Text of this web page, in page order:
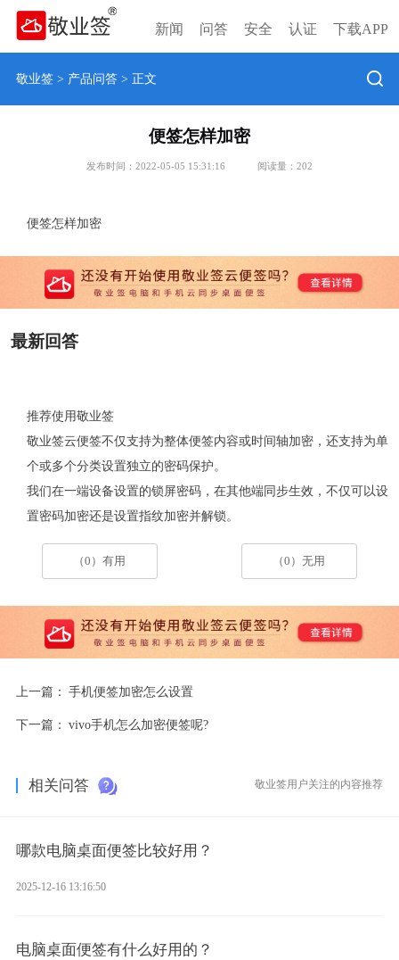
新闻 问答 安全 认证 下载APP
敬业签> 产品问答> 正文
便签怎样加密
发布时间：2022-05-05 15:31:16 阅读量： 202
便签怎样加密
最新回答
推荐使用敬业签
敬业签云便签不仅支持为整体便签内容或时间轴加密，还支持为单
个或多个分类设置独立的密码保护。
我们在一端设备设置的锁屏密码，在其他端同步生效，不仅可以设
置密码加密还是设置指纹加密并解锁。
（0）有用 （0）无用
上一篇： 手机便签加密怎么设置
下一篇： vivo手机怎么加密便签呢?
相关问答 敬业签用户关注的内容推荐
哪款电脑桌面便签比较好用？
2025-12-16 13:16:50
电脑桌面便签有什么好用的？